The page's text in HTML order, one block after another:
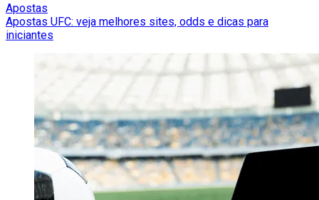
Apostas
Apostas UFC: veja melhores sites, odds e dicas para
iniciantes